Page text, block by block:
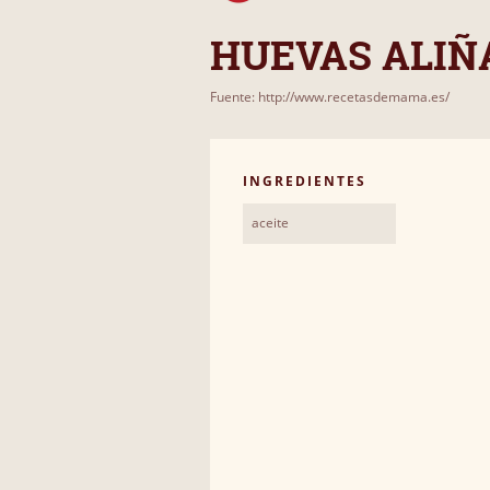
HUEVAS
Fuente: http://www.recetasdemama.es/
INGREDIENTES
aceite